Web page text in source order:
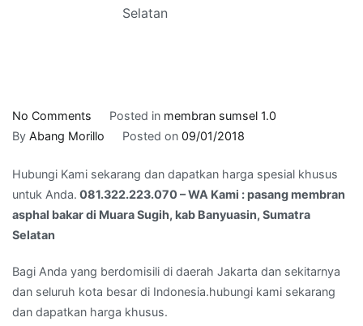
Selatan
No Comments
081.322.223.070
WA
Kami
:
asphal
bakar
di
Posted in membran sumsel 1.0
By Abang Morillo Posted on 09/01/2018
Hubungi Kami sekarang dan dapatkan harga spesial khusus
untuk Anda. 081.322.223.070 – WA Kami : pasang membran
asphal bakar di Muara Sugih, kab Banyuasin, Sumatra
Selatan
Bagi Anda yang berdomisili di daerah Jakarta dan sekitarnya
dan seluruh kota besar di Indonesia.hubungi kami sekarang
dan dapatkan harga khusus.